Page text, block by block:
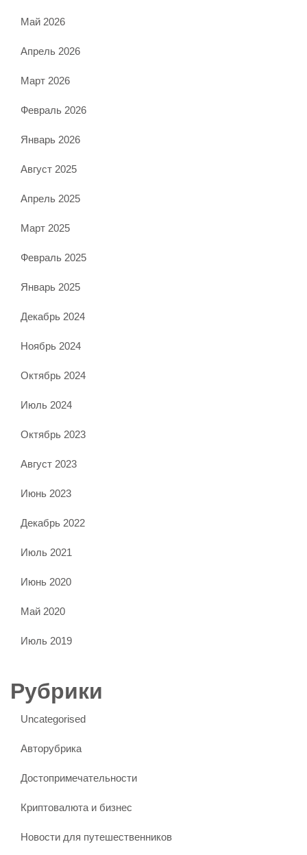
Май 2026
Апрель 2026
Март 2026
Февраль 2026
Январь 2026
Август 2025
Апрель 2025
Март 2025
Февраль 2025
Январь 2025
Декабрь 2024
Ноябрь 2024
Октябрь 2024
Июль 2024
Октябрь 2023
Август 2023
Июнь 2023
Декабрь 2022
Июль 2021
Июнь 2020
Май 2020
Июль 2019
Рубрики
Uncategorised
Авторубрика
Достопримечательности
Криптовалюта и бизнес
Новости для путешественников